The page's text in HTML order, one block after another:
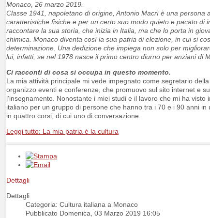
Monaco, 26 marzo 2019.
Classe 1941, napoletano di origine, Antonio Macrì è una
caratteristiche fisiche e per un certo suo modo quieto e pacato
raccontare la sua storia, che inizia in Italia, ma che lo porta in
chimica. Monaco diventa così la sua patria di elezione, in cui si
determinazione. Una dedizione che impiega non solo per
lui, infatti, se nel 1978 nasce il primo centro diurno per anziani di
Ci racconti di cosa si occupa in questo momento.
La mia attività principale mi vede impegnato come segretario
organizzo eventi e conferenze, che promuovo sul sito internet e
l’insegnamento. Nonostante i miei studi e il lavoro che mi ha
italiano per un gruppo di persone che hanno tra i 70 e i 90 anni
in quattro corsi, di cui uno di conversazione.
Leggi tutto: La mia patria è la cultura
Dettagli
Dettagli
Categoria: Cultura italiana a Monaco
Pubblicato Domenica, 03 Marzo 2019 16:05